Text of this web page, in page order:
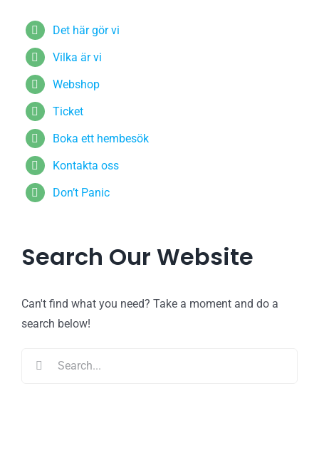
Det här gör vi
Vilka är vi
Webshop
Ticket
Boka ett hembesök
Kontakta oss
Don’t Panic
Search Our Website
Can't find what you need? Take a moment and do a
search below!